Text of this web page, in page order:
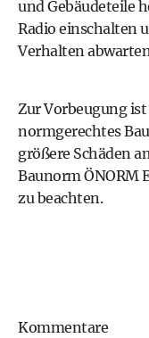
und Gebäudeteile
Radio einschalten
Verhalten
Zur Vorbeugung
normgerechtes
größere Schäden
Baunorm ÖNORM
zu beachten.
Kommentare